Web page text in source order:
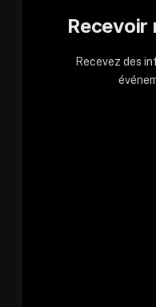
Recevez des